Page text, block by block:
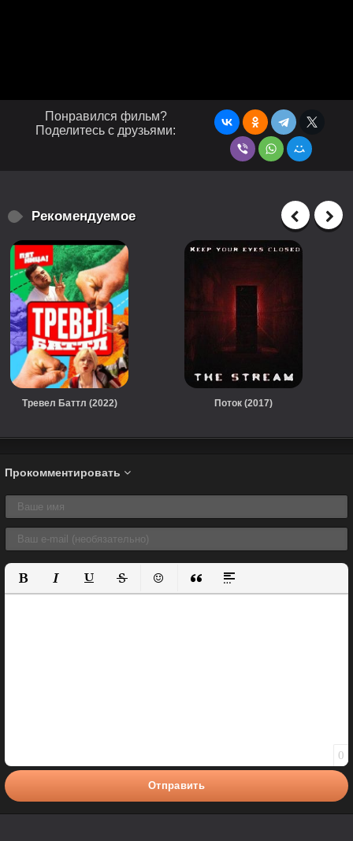
Понравился фильм?
Поделитесь с друзьями:
Рекомендуемое
Тревел Баттл (2022) Поток (2017)
Прокомментировать
Полужирный
КурсивПодчеркнутый
ЗачеркнутыйВставить смайлик
Вставка цитаты
Вставка спойлера
0
Отправить